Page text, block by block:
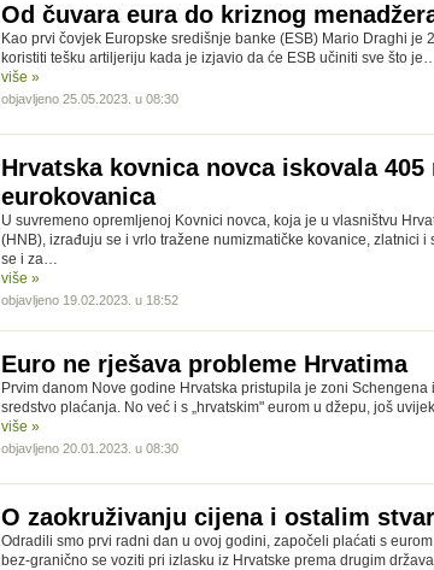
Od čuvara eura do kriznog
Kao prvi čovjek Europske središnje banke (ESB) Mario Draghi je
koristiti tešku artiljeriju kada je izjavio da će ESB učiniti sve što
više »
objavljeno 25.05.2023. u 08:30
Hrvatska kovnica novca iskovala
eurokovanica
U suvremeno opremljenoj Kovnici novca, koja je u vlasništvu
(HNB), izrađuju se i vrlo tražene numizmatičke kovanice, zlatnici i
se i za…
više »
objavljeno 19.02.2023. u 18:52
Euro ne rješava probleme Hrvatima
Prvim danom Nove godine Hrvatska pristupila je zoni Schengena
sredstvo plaćanja. No već i s „hrvatskim" eurom u džepu, još
više »
objavljeno 20.01.2023. u 08:30
O zaokruživanju cijena i ostalim
Odradili smo prvi radni dan u ovoj godini, započeli plaćati s
bez-granično se voziti pri izlasku iz Hrvatske prema drugim